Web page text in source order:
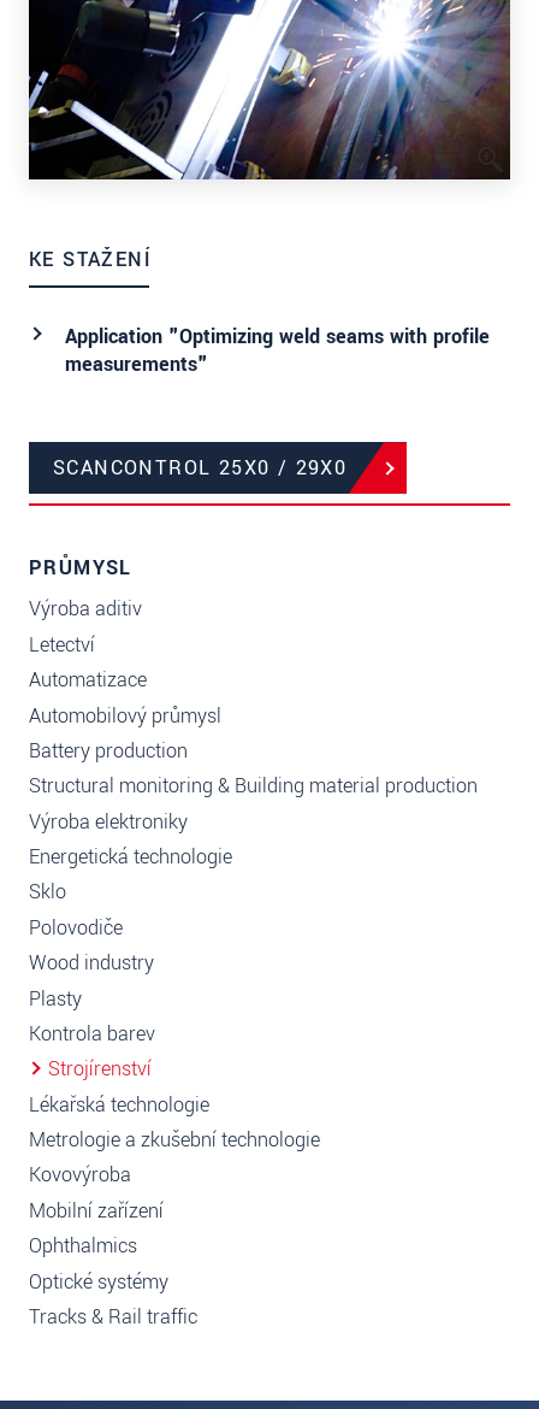
KE STAŽENÍ
Application "Optimizing weld seams with profile
measurements"
SCANCONTROL 25X0 / 29X0
PRŮMYSL
Výroba aditiv
Letectví
Automatizace
Automobilový průmysl
Battery production
Structural monitoring & Building material production
Výroba elektroniky
Energetická technologie
Sklo
Polovodiče
Wood industry
Plasty
Kontrola barev
Strojírenství
Lékařská technologie
Metrologie a zkušební technologie
Kovovýroba
Mobilní zařízení
Ophthalmics
Optické systémy
Tracks & Rail traffic